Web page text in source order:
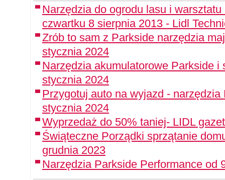
Narzędzia do ogrodu lasu i
czwartku 8 sierpnia 2013 - Lidl
Zrób to sam z Parkside narzędzia
stycznia 2024
Narzędzia akumulatorowe Parkside i
stycznia 2024
Przygotuj auto na wyjazd -
stycznia 2024
Wyprzedaż do 50% taniej- LIDL
Świąteczne Porządki sprzątanie
grudnia 2023
Narzędzia Parkside Performance od